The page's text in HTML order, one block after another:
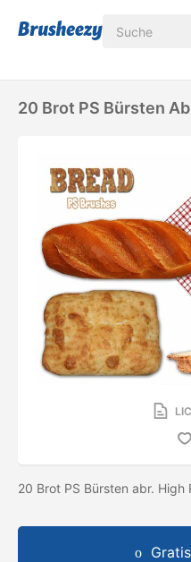
20 Brot PS Bürsten
20 Brot PS Bürsten abr. High